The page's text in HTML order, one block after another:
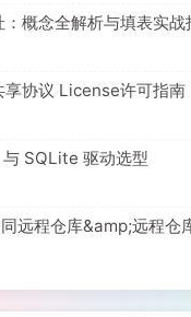
：概念全解析与填表实战
享协议 License许可指南
SQLite 驱动选型
远程仓库&amp;远程仓